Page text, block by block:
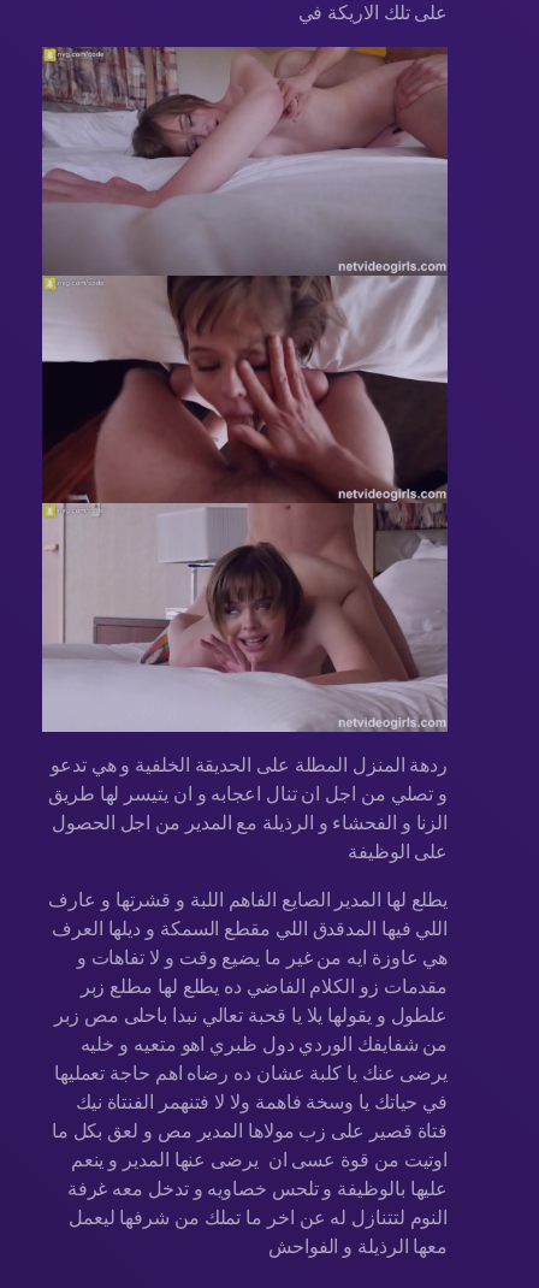
على تلك الاريكة في
ردهة المنزل المطلة على الحديقة الخلفية و هي تدعو
و تصلي من اجل ان تنال اعجابه و ان يتيسر لها طريق
الزنا و الفحشاء و الرذيلة مع المدير من اجل الحصول
على الوظيفة
يطلع لها المدير الصايع الفاهم اللبة و قشرتها و عارف
اللي فيها المدقدق اللي مقطع السمكة و ديلها العرف
هي عاوزة ايه من غير ما يضيع وقت و لا تفاهات و
مقدمات زو الكلام الفاضي ده يطلع لها مطلع زبر
علطول و يقولها يلا يا قحبة تعالي نبدا باحلى مص زبر
من شفايفك الوردي دول ظبري اهو متعيه و خليه
يرضى عنك يا كلبة عشان ده رضاه اهم حاجة تعمليها
في حياتك يا وسخة فاهمة ولا لا فتنهمر الفنتاة نيك
فتاة قصير على زب مولاها المدير مص و لعق بكل ما
اوتيت من قوة عسى ان يرضى عنها المدير و ينعم
عليها بالوظيفة و تلحس خصاويه و تدخل معه غرفة
النوم لتتنازل له عن اخر ما تملك من شرفها ليعمل
معها الرذيلة و الفواحش